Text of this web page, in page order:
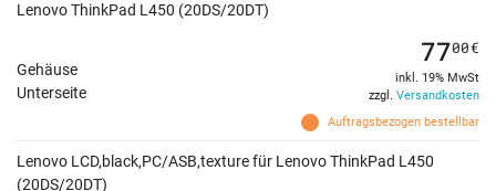
Lenovo ThinkPad L450 (20DS/20DT)
Gehäuse
Unterseite
Auftragsbezogen bestellbar
7700€
inkl. 19% MwSt
zzgl. Versandkosten
Lenovo LCD,black,PC/ASB,texture für Lenovo ThinkPad L450
(20DS/20DT)